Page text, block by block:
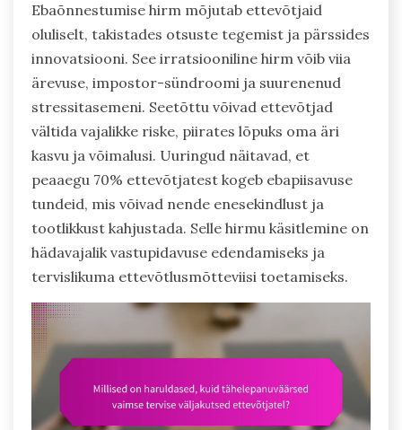
Ebaõnnestumise hirm mõjutab ettevõtjaid
oluliselt, takistades otsuste tegemist ja pärssides
innovatsiooni. See irratsiooniline hirm võib viia
ärevuse, impostor-sündroomi ja suurenenud
stressitasemeni. Seetõttu võivad ettevõtjad
vältida vajalikke riske, piirates lõpuks oma äri
kasvu ja võimalusi. Uuringud näitavad, et
peaaegu 70% ettevõtjatest kogeb ebapiisavuse
tundeid, mis võivad nende enesekindlust ja
tootlikkust kahjustada. Selle hirmu käsitlemine on
hädavajalik vastupidavuse edendamiseks ja
tervislikuma ettevõtlusmõtteviisi toetamiseks.